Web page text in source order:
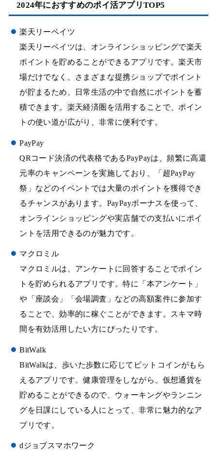
2024年におすすめのポイ活アプリTOP5
楽天リーベイツ
楽天リーベイツは、オンラインショッピングで楽天
ポイントを貯めることができるアプリです。楽天市
場だけでなく、さまざまな提携ショップでポイント
が貯まるため、日常生活の中で自然にポイントを蓄
積できます。楽天経済圏を活用することで、ポイン
トの使い道が広がり、非常に便利です。
PayPay
QRコード決済の代表格であるPayPayは、頻繁に高還
元率のキャンペーンを実施しており、「超PayPay
祭」などのイベントでは大量のポイントを獲得でき
るチャンスがあります。PayPayボーナスを使って、
オンラインショッピングや実店舗での支払いにポイ
ントを活用できるのが魅力です。
マクロミル
マクロミルは、アンケートに回答することでポイン
トを貯められるアプリです。特に「本アンケート」
や「座談会」「会場調査」などの高額案件に参加す
ることで、効率的に稼ぐことができます。スキマ時
間を有効活用したい方にぴったりです。
BitWalk
BitWalkは、歩いた歩数に応じてビットコインがもら
えるアプリです。健康管理をしながら、仮想通貨を
貯めることができるので、ウォーキングやランニン
グを日課にしている人にとって、非常に魅力的なア
プリです。
dジョブスマホワーク